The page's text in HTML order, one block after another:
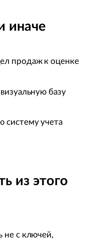
иначе
продаж к оценке
базу
систему учета
из этого
не с ключей,